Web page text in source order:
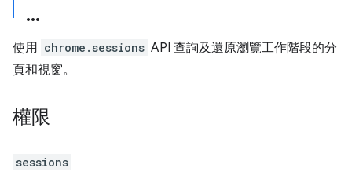
使用 chrome.sessions API 查詢及還原瀏覽工作階段的分
頁和視窗。
權限
sessions